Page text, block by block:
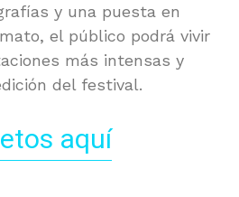
y una puesta en
el público podrá vivir
más intensas y
del festival.
aquí